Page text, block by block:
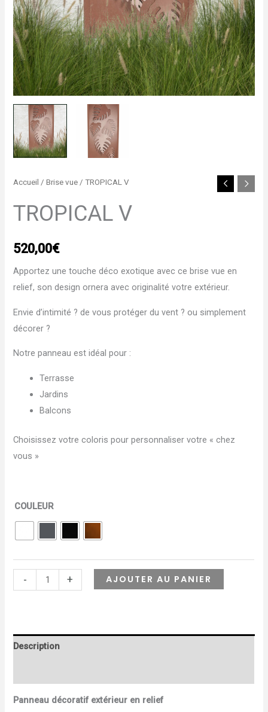
Accueil /Brise vue / TROPICAL V
TROPICAL V
520,00€
Apportez une touche déco exotique avec ce brise vue en
relief, son design ornera avec originalité votre extérieur.
Envie d’intimité ? de vous protéger du vent ? ou simplement
décorer ?
Notre panneau est idéal pour :
Terrasse
Jardins
Balcons
Choisissez votre coloris pour personnaliser votre « chez
vous »
COULEUR
- + AJOUTER AU PANIER
Description
Panneau décoratif extérieur en relief